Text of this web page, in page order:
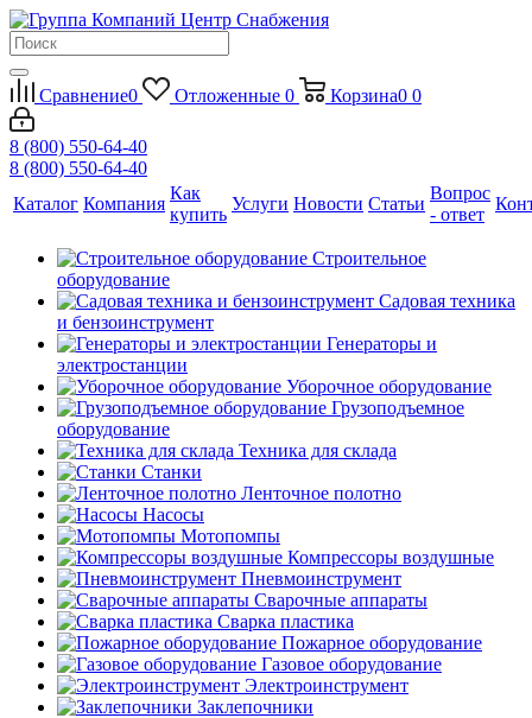
Сравнение0 Отложенные 0 Корзина0 0
8 (800) 550-64-40
8 (800) 550-64-40
Каталог Компания
Как
купить
Услуги Новости Статьи
Вопрос
- ответ
Строительное
оборудование
Садовая техника
и бензоинструмент
Генераторы и
электростанции
Уборочное оборудование
Грузоподъемное
оборудование
Техника для склада
Станки
Ленточное полотно
Насосы
Мотопомпы
Компрессоры воздушные
Пневмоинструмент
Сварочные аппараты
Сварка пластика
Пожарное оборудование
Газовое оборудование
Электроинструмент
Заклепочники